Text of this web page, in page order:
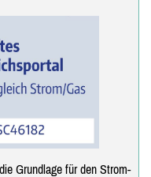
Grundlage für den Strom-